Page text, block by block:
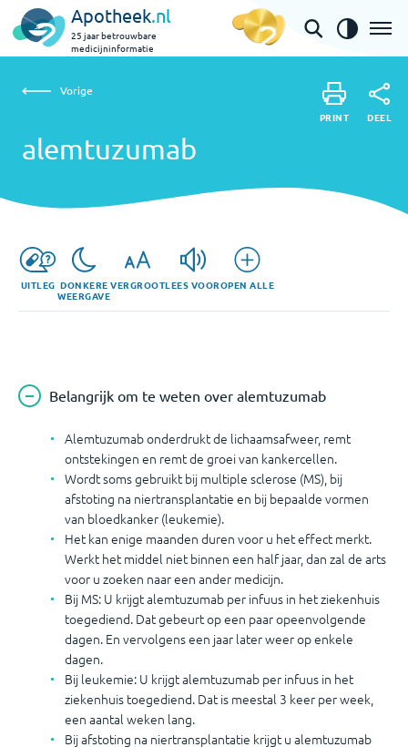
Apotheek.nl
25 jaar betrouwbare
medicijninformatie
alemtuzumab
Vorige
alemtuzumab
PRINT DEEL
UITLEG DONKERE
WEERGAVE
VERGROOTLEES VOOROPEN ALLE
Belangrijk om te weten over alemtuzumab
Alemtuzumab onderdrukt de lichaamsafweer, remt
ontstekingen en remt de groei van kankercellen.
Wordt soms gebruikt bij multiple sclerose (MS), bij
afstoting na niertransplantatie en bij bepaalde vormen
van bloedkanker (leukemie).
Het kan enige maanden duren voor u het effect merkt.
Werkt het middel niet binnen een half jaar, dan zal de arts
voor u zoeken naar een ander medicijn.
Bij MS: U krijgt alemtuzumab per infuus in het ziekenhuis
toegediend. Dat gebeurt op een paar opeenvolgende
dagen. En vervolgens een jaar later weer op enkele
dagen.
Bij leukemie: U krijgt alemtuzumab per infuus in het
ziekenhuis toegediend. Dat is meestal 3 keer per week,
een aantal weken lang.
Bij afstoting na niertransplantatie krijgt u alemtuzumab